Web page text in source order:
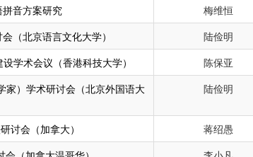
音方案研究 梅维恒
（北京语言文化大学） 陆俭明
学术会议（香港科技大学） 陈保亚
家）学术研讨会（北京外国语大
陆俭明
讨会（加拿大） 蒋绍愚